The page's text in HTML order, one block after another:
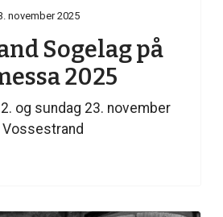
november 2025
Sogelag på
2025
og sundag 23. november
Vossestrand